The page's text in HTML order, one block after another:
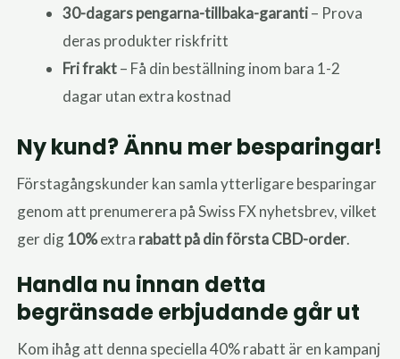
30-dagars pengarna-tillbaka-garanti– Prova
deras produkter riskfritt
Fri frakt– Få din beställning inom bara 1-2
dagar utan extra kostnad
Ny kund? Ännu mer besparingar!
Förstagångskunder kan samla ytterligare besparingar
genom att prenumerera på Swiss FX nyhetsbrev, vilket
ger dig10%extra rabatt på din första CBD-order.
Handla nu innan detta
begränsade erbjudande går ut
Kom ihåg att denna speciella 40% rabatt är en kampanj